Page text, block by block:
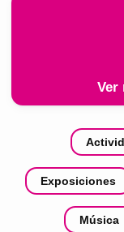
Ver
Exposiciones
Música